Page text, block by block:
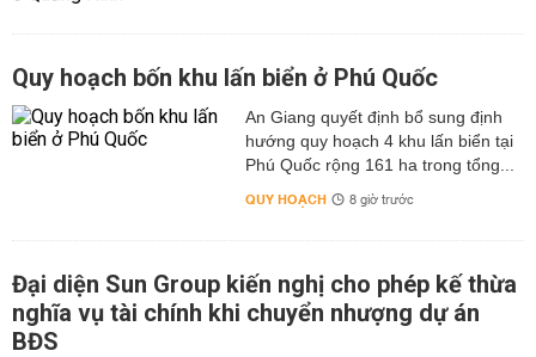
Quy hoạch bốn khu lấn biển ở Phú Quốc
An Giang quyết định bổ sung định
hướng quy hoạch 4 khu lấn biển tại
Phú Quốc rộng 161 ha trong tổng...
QUY HOẠCH 8 giờ trước
Đại diện Sun Group kiến nghị cho phép kế thừa
nghĩa vụ tài chính khi chuyển nhượng dự án
BĐS